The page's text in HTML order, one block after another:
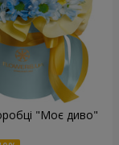
"Моє диво"